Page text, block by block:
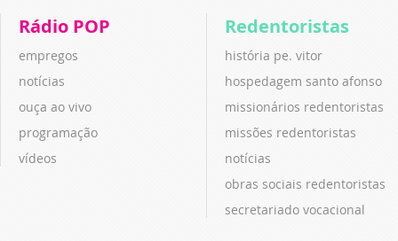
Rádio POP
empregos
notícias
ouça ao vivo
programação
vídeos
Redentoristas
história pe. vitor
hospedagem santo afonso
missionários redentoristas
missões redentoristas
notícias
obras sociais redentoristas
secretariado vocacional